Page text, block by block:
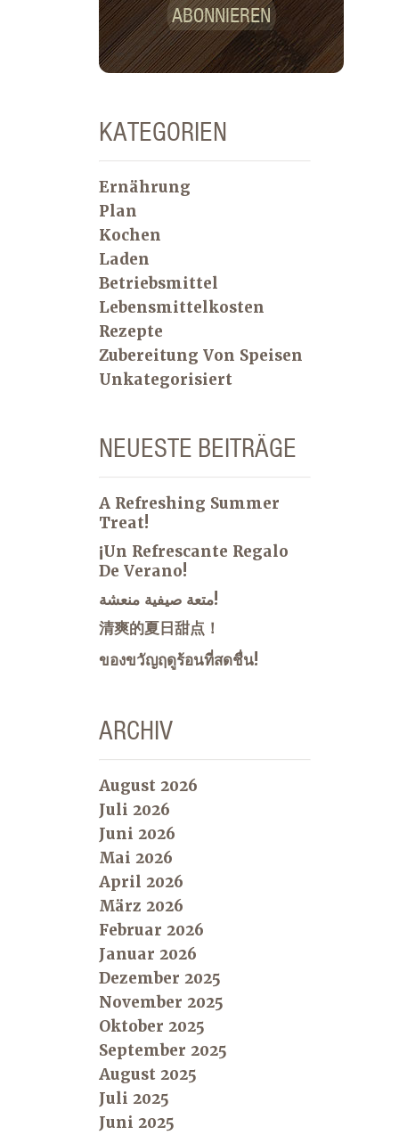
ABONNIEREN
KATEGORIEN
Ernährung
Plan
Kochen
Laden
Betriebsmittel
Lebensmittelkosten
Rezepte
Zubereitung Von Speisen
Unkategorisiert
NEUESTE BEITRÄGE
A Refreshing Summer
Treat!
¡Un Refrescante Regalo
De Verano!
متعة صيفية منعشة!
清爽的夏日甜点！
ของขวัญฤดูร้อนที่สดชื่น!
ARCHIV
August 2026
Juli 2026
Juni 2026
Mai 2026
April 2026
März 2026
Februar 2026
Januar 2026
Dezember 2025
November 2025
Oktober 2025
September 2025
August 2025
Juli 2025
Juni 2025